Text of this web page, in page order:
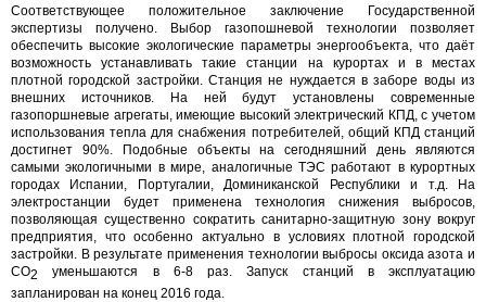
Соответствующее положительное заключение Государственной
экспертизы получено. Выбор газопошневой технологии позволяет
обеспечить высокие экологические параметры энергообъекта, что даёт
возможность устанавливать такие станции на курортах и в местах
плотной городской застройки. Станция не нуждается в заборе воды из
внешних источников. На ней будут установлены современные
газопоршневые агрегаты, имеющие высокий электрический КПД, с учетом
использования тепла для снабжения потребителей, общий КПД станций
достигнет 90%. Подобные объекты на сегодняшний день являются
самыми экологичными в мире, аналогичные ТЭС работают в курортных
городах Испании, Португалии, Доминиканской Республики и т.д. На
электростанции будет применена технология снижения выбросов,
позволяющая существенно сократить санитарно-защитную зону вокруг
предприятия, что особенно актуально в условиях плотной городской
застройки. В результате применения технологии выбросы оксида азота и
СО2 уменьшаются в 6-8 раз. Запуск станций в эксплуатацию
запланирован на конец 2016 года.